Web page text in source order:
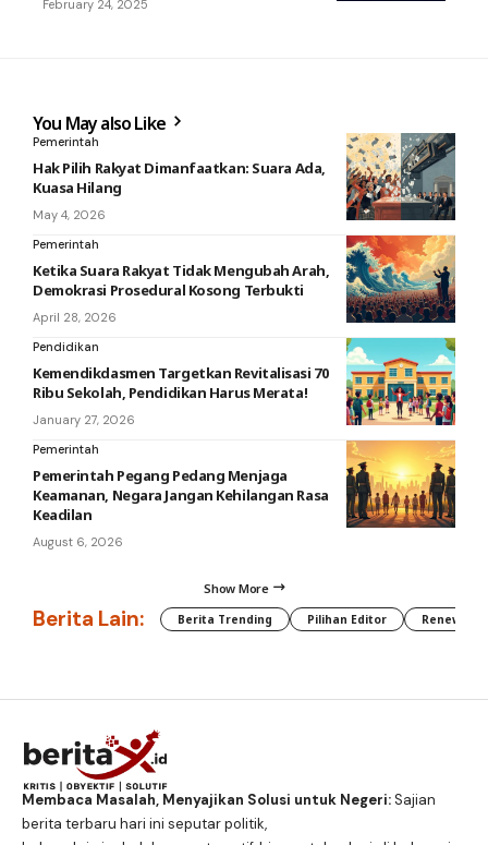
February 24, 2025
You May also Like
Pemerintah
Hak Pilih Rakyat Dimanfaatkan: Suara Ada,
Kuasa Hilang
May 4, 2026
Pemerintah
Ketika Suara Rakyat Tidak Mengubah Arah,
Demokrasi Prosedural Kosong Terbukti
April 28, 2026
Pendidikan
Kemendikdasmen Targetkan Revitalisasi 70
Ribu Sekolah, Pendidikan Harus Merata!
January 27, 2026
Pemerintah
Pemerintah Pegang Pedang Menjaga
Keamanan, Negara Jangan Kehilangan Rasa
Keadilan
August 6, 2026
Show More
Berita Lain: Berita Trending Pilihan Editor
Membaca Masalah, Menyajikan Solusi untuk Negeri:Sajian
berita terbaru hari ini seputar politik,